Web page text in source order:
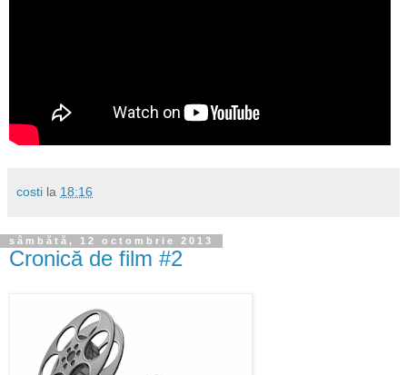
costi la 18:16
sâmbătă, 12 octombrie 2013
Cronică de film #2